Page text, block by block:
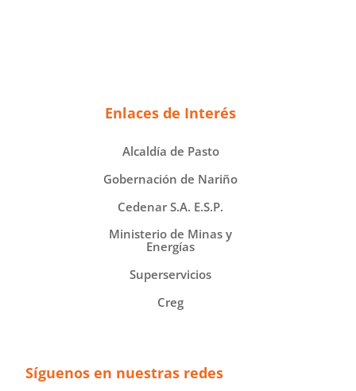
Enlaces de Interés
Alcaldía de Pasto
Gobernación de Nariño
Cedenar S.A. E.S.P.
Ministerio de Minas y
Energías
Superservicios
Creg
Síguenos en nuestras redes